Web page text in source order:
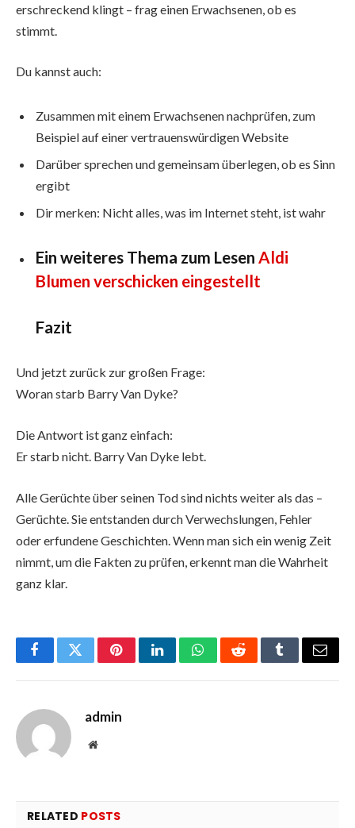
erschreckend klingt – frag einen Erwachsenen, ob es
stimmt.
Du kannst auch:
Zusammen mit einem Erwachsenen nachprüfen, zum
Beispiel auf einer vertrauenswürdigen Website
Darüber sprechen und gemeinsam überlegen, ob es Sinn
ergibt
Dir merken: Nicht alles, was im Internet steht, ist wahr
Ein weiteres Thema zum Lesen Aldi
Blumen verschicken eingestellt
Fazit
Und jetzt zurück zur großen Frage:
Woran starb Barry Van Dyke?
Die Antwort ist ganz einfach:
Er starb nicht. Barry Van Dyke lebt.
Alle Gerüchte über seinen Tod sind nichts weiter als das –
Gerüchte. Sie entstanden durch Verwechslungen, Fehler
oder erfundene Geschichten. Wenn man sich ein wenig Zeit
nimmt, um die Fakten zu prüfen, erkennt man die Wahrheit
ganz klar.
FacebookTwitterPinterestLinkedInWhatsAppRedditTumblrEmail
admin
Website
RELATED POSTS